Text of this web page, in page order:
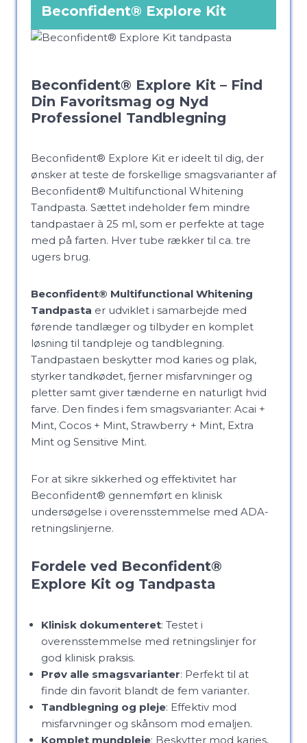
Beconfident® Explore Kit
Beconfident® Explore Kit – Find
Din Favoritsmag og Nyd
Professionel Tandblegning
Beconfident® Explore Kit er ideelt til dig, der
ønsker at teste de forskellige smagsvarianter af
Beconfident® Multifunctional Whitening
Tandpasta. Sættet indeholder fem mindre
tandpastaer à 25 ml, som er perfekte at tage
med på farten. Hver tube rækker til ca. tre
ugers brug.
Beconfident® Multifunctional Whitening
Tandpasta er udviklet i samarbejde med
førende tandlæger og tilbyder en komplet
løsning til tandpleje og tandblegning.
Tandpastaen beskytter mod karies og plak,
styrker tandkødet, fjerner misfarvninger og
pletter samt giver tænderne en naturligt hvid
farve. Den findes i fem smagsvarianter: Acai +
Mint, Cocos + Mint, Strawberry + Mint, Extra
Mint og Sensitive Mint.
For at sikre sikkerhed og effektivitet har
Beconfident® gennemført en klinisk
undersøgelse i overensstemmelse med ADA-
retningslinjerne.
Fordele ved Beconfident®
Explore Kit og Tandpasta
Klinisk dokumenteret: Testet i
overensstemmelse med retningslinjer for
god klinisk praksis.
Prøv alle smagsvarianter: Perfekt til at
finde din favorit blandt de fem varianter.
Tandblegning og pleje: Effektiv mod
misfarvninger og skånsom mod emaljen.
Komplet mundpleje: Beskytter mod karies,